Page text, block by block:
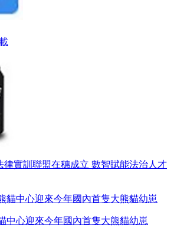
律實訓聯盟在穗成立 數智賦能法治人才
中心迎來今年國內首隻大熊貓幼崽